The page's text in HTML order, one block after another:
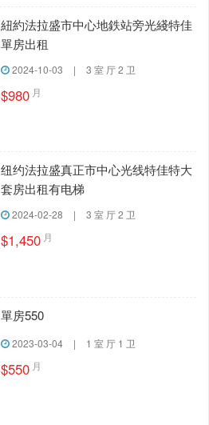
紐約法拉盛市中心地鉄站旁光綫特佳
單房出租
2024-10-03 | 3 室 厅 2 卫
$980 月
纽约法拉盛真正市中心光线特佳特大
套房出租有电梯
2024-02-28 | 3 室 厅 2 卫
$1,450 月
單房550
2023-03-04 | 1 室 厅 1 卫
$550 月